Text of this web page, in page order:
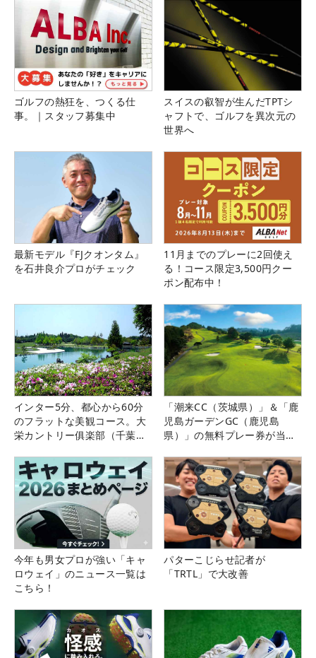
ゴルフの熱狂を、つくる仕
事。｜スタッフ募集中
スイスの叡智が生んだTPTシ
ャフトで、ゴルフを異次元の
世界へ
最新モデル『FJクオンタム』
を石井良介プロがチェック
11月までのプレーに2回使え
る！コース限定3,500円クー
ポン配布中！
インター5分、都心から60分
のフラットな美観コース。大
栄カントリー俱楽部（千葉
「潮来CC（茨城県）」＆「鹿
児島ガーデンGC（鹿児島
県）」の無料プレー券が当た
今年も男女プロが強い「キャ
ロウェイ」のニュース一覧は
こちら！
パターこじらせ記者が
「TRTL」で大改善